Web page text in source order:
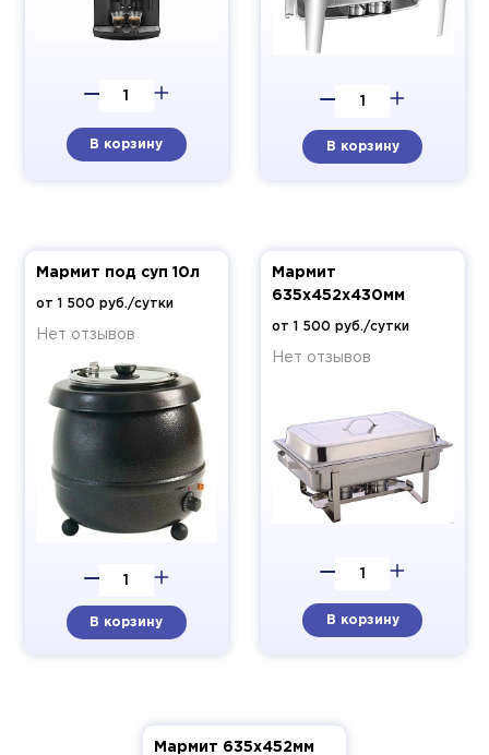
В корзину В корзину
Мармит под суп 10л
от 1 500 руб./сутки
Нет отзывов
В корзину
Мармит
635х452х430мм
от 1 500 руб./сутки
Нет отзывов
В корзину
Мармит 635х452мм